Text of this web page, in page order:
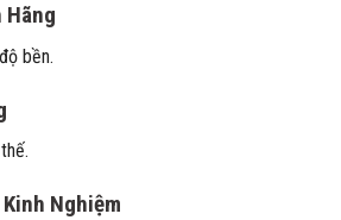
Hãng
bền.
Nghiệm